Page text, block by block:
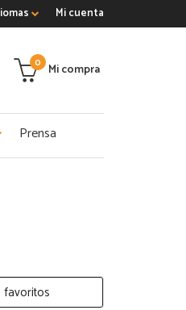
Mi cuenta
Mi compra
0
Prensa
favoritos